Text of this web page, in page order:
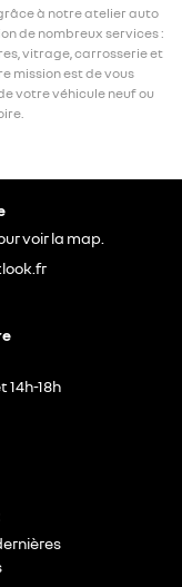
à notre atelier auto
de nombreux services :
vitrage, carrosserie et
mission est de vous
votre véhicule neuf ou
voir la map.
14h-18h